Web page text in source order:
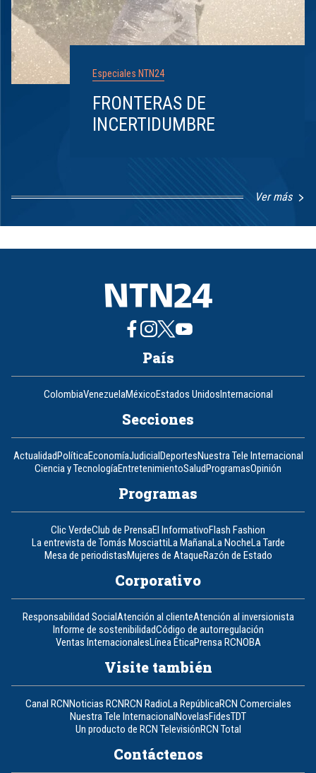
Especiales NTN24
FRONTERAS DE
INCERTIDUMBRE
Ver más
1
8
País
ColombiaVenezuelaMéxicoEstados UnidosInternacional
Secciones
ActualidadPolíticaEconomíaJudicialDeportesNuestra Tele Internacional
Ciencia y TecnologíaEntretenimientoSaludProgramasOpinión
Programas
Clic VerdeClub de PrensaEl InformativoFlash Fashion
La entrevista de Tomás MosciattiLa MañanaLa NocheLa Tarde
Mesa de periodistasMujeres de AtaqueRazón de Estado
Corporativo
Responsabilidad SocialAtención al clienteAtención al inversionista
Informe de sostenibilidadCódigo de autorregulación
Ventas InternacionalesLínea ÉticaPrensa RCNOBA
Visite también
Canal RCNNoticias RCNRCN RadioLa RepúblicaRCN Comerciales
Nuestra Tele InternacionalNovelasFidesTDT
Un producto de RCN TelevisiónRCN Total
Contáctenos